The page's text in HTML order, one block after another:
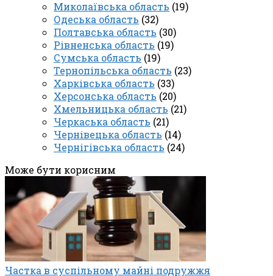
Миколаївська область (19)
Одеська область (32)
Полтавська область (30)
Рівненська область (19)
Сумська область (19)
Тернопільська область (23)
Харківська область (33)
Херсонська область (20)
Хмельницька область (21)
Черкаська область (21)
Чернівецька область (14)
Чернігівська область (24)
Може бути корисним
Частка в суспільному майні подружжя